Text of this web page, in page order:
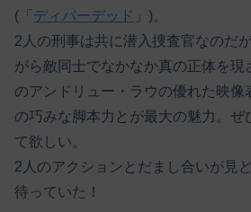
(「 ディパーデッド 」)。
2人の刑事は共に潜入捜査官なのだ
がら敵同士でなかなか真の正体を現
のアンドリュー・ラウの優れた映像
の巧みな脚本力とが最大の魅力。ぜ
て欲しい。
2人のアクションとだまし合いが見
待っていた！